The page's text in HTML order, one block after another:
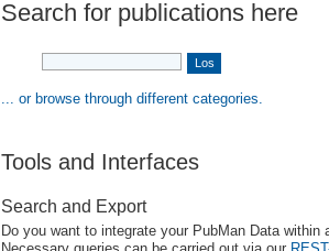
Search for publications here
... or browse through different categories.
Tools and Interfaces
Search and Export
Do you want to integrate your PubMan Data within